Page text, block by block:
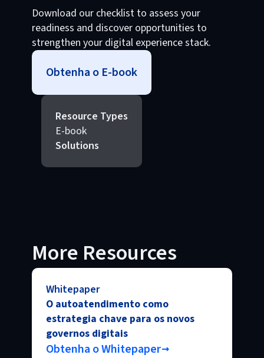
Download our checklist to assess your
readiness and discover opportunities to
strengthen your digital experience stack.
Obtenha o E-book
Resource Types
E-book
Solutions
More Resources
Whitepaper
O autoatendimento como
estrategia chave para os novos
governos digitais
Obtenha o Whitepaper